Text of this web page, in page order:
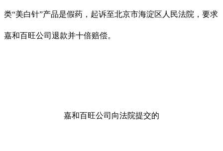
类“美白针”产品是假药，起诉至北京市海淀区人民法院，要求
嘉和百旺公司退款并十倍赔偿。
嘉和百旺公司向法院提交的